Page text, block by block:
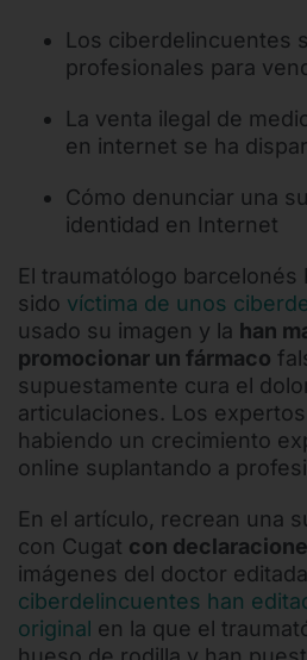
Los ciberdelincuentes
profesionales para
La venta ilegal de
en internet se ha
Cómo denunciar una
identidad en Internet
El traumatólogo barcelonés
sido víctima de unos
usado su imagen y la han
promocionar un fármaco
supuestamente cura el
articulaciones. Los
habiendo un crecimiento
online suplantando a
En el artículo, recrean una
con Cugat con
imágenes del doctor
ciberdelincuentes han
original en la que el